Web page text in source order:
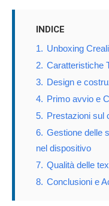
INDICE
1. Unboxing
2. Caratteristiche
3. Design e
4. Primo avvio e
5. Prestazioni sul
6. Gestione delle
nel dispositivo
7. Qualità delle
8. Conclusioni e